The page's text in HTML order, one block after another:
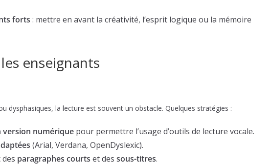
forts : mettre en avant la créativité, l’esprit logique ou la mémoire
enseignants
dysphasiques, la lecture est souvent un obstacle. Quelques stratégies :
version numérique pour permettre l’usage d’outils de lecture vocale.
(Arial, Verdana, OpenDyslexic).
paragraphes courts et des sous-titres.